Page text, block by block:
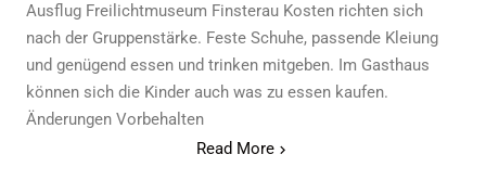
Ausflug Freilichtmuseum Finsterau Kosten richten sich
nach der Gruppenstärke. Feste Schuhe, passende Kleiung
und genügend essen und trinken mitgeben. Im Gasthaus
können sich die Kinder auch was zu essen kaufen.
Änderungen Vorbehalten
Read More